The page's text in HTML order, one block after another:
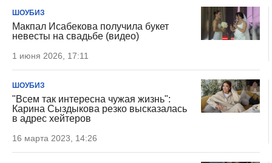
ШОУБИЗ
Макпал Исабекова получила букет
невесты на свадьбе (видео)
1 июня 2026, 17:11
ШОУБИЗ
"Всем так интересна чужая жизнь":
Карина Сыздыкова резко высказалась
в адрес хейтеров
16 марта 2023, 14:26